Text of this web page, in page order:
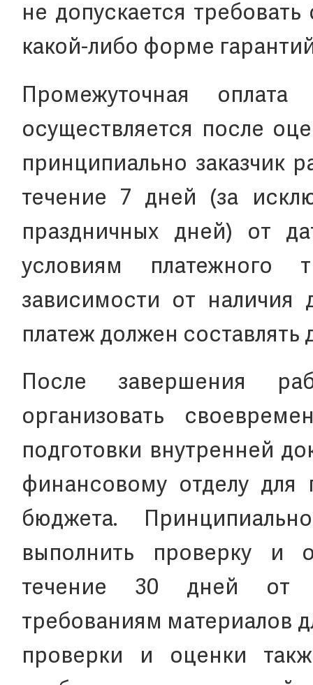
не допускается
какой-либо форме
Промежуточная
осуществляется после
принципиально заказчик
течение 7 дней (за
праздничных дней) от
условиям платежного
зависимости от наличия
платеж должен
После завершения
организовать
подготовки внутренней
финансовому отделу
бюджета.
выполнить проверку и
течение 30 дней от
требованиям материалов
проверки и оценки